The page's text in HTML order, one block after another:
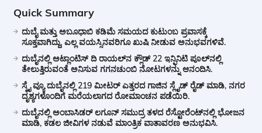
Quick Summary
ದುಬೈ ಮತ್ತು ಅಬೂಧಾಬಿ ಕಡಿಮೆ ಸಮಯದ ಕುಟುಂಬ ಪ್ರವಾಸಕ್ಕೆ
ಸೂಕ್ತವಾಗಿದ್ದು, ಎಲ್ಲ ವಯಸ್ಸಿನವರಿಗೂ ಖುಷಿ ನೀಡುವ ಅನುಭವಗಳಿವೆ.
ದುಬೈನಲ್ಲಿ ಅಟ್ಲಾಂಟಿಸ್ ದಿ ರಾಯಲ್‌ನ ಕ್ಲೌಡ್ 22 ಇನ್ಫಿನಿಟಿ ಪೂಲ್‌ನಲ್ಲಿ
ತೇಲುತ್ತಿರುವಂತೆ ಅನಿಸುವ ಗಗನಚುಂಬಿ ನೋಟಗಳನ್ನು ಆನಂದಿಸಿ.
ಸ್ಕೈ ವ್ಯೂ ದುಬೈನಲ್ಲಿ 219 ಮೀಟರ್ ಎತ್ತರದ ಗಾಜಿನ ಸ್ಲೈಡ್ ರೈಡ್ ಮಾಡಿ, ನಗರ
ದೃಶ್ಯಗಳೊಂದಿಗೆ ಮರೆಯಲಾಗದ ರೋಮಾಂಚನ ಪಡೆಯಿರಿ.
ದುಬೈನಲ್ಲಿ ಅಂಬಾಸಿಡರ್ ಲಗೂನ್ ಸಮುದ್ರ ತಳದ ರೆಸ್ಟೋರೆಂಟ್‌ನಲ್ಲಿ ಭೋಜನ
ಮಾಡಿ, ಕಡಲ ಜೀವಿಗಳ ನಡುವೆ ಮಾಂತ್ರಿಕ ವಾತಾವರಣ ಅನುಭವಿಸಿ.